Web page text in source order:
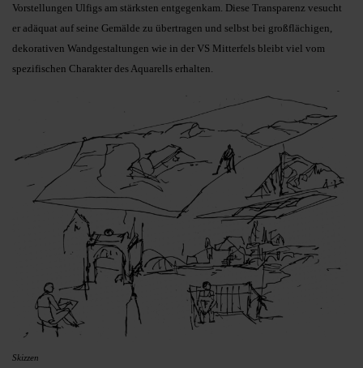
Vorstellungen Ulfigs am stärksten entgegenkam. Diese Transparenz vesucht
er adäquat auf seine Gemälde zu übertragen und selbst bei großflächigen,
dekorativen Wandgestaltungen wie in der VS Mitterfels bleibt viel vom
spezifischen Charakter des Aquarells erhalten.
Skizzen